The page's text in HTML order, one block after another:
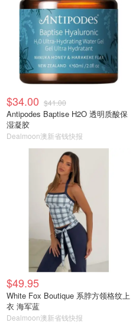
$34.00 $41.00
Antipodes Baptise H2O 透明质酸保
湿凝胶
Dealmoon澳新省钱快报
$49.95
White Fox Boutique 系脖方领格纹上
衣 海军蓝
Dealmoon澳新省钱快报